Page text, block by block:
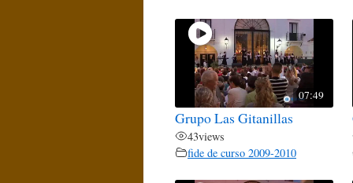
07:49
Grupo Las Gitanillas
43views
fide de curso 2009-2010